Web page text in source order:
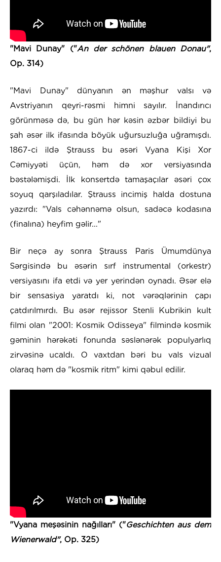
"Mavi Dunay" ("An der schönen blauen Donau",
Op. 314)
"Mavi Dunay" dünyanın ən məşhur valsı və
Avstriyanın qeyri-rəsmi himni sayılır. İnandırıcı
görünməsə də, bu gün hər kəsin əzbər bildiyi bu
şah əsər ilk ifasında böyük uğursuzluğa uğramışdı.
1867-ci ildə Ştrauss bu əsəri Vyana Kişi Xor
Cəmiyyəti üçün, həm də xor versiyasında
bəstələmişdi. İlk konsertdə tamaşaçılar əsəri çox
soyuq qarşıladılar. Ştrauss incimiş halda dostuna
yazırdı: "Vals cəhənnəmə olsun, sadəcə kodasına
(finalına) heyfim gəlir..."
Bir neçə ay sonra Ştrauss Paris Ümumdünya
Sərgisində bu əsərin sırf instrumental (orkestr)
versiyasını ifa etdi və yer yerindən oynadı. Əsər elə
bir sensasiya yaratdı ki, not vərəqlərinin çapı
çatdırılmırdı. Bu əsər rejissor Stenli Kubrikin kult
filmi olan "2001: Kosmik Odisseya" filmində kosmik
gəminin hərəkəti fonunda səslənərək populyarlıq
zirvəsinə ucaldı. O vaxtdan bəri bu vals vizual
olaraq həm də "kosmik ritm" kimi qəbul edilir.
"Vyana meşəsinin nağılları" ("Geschichten aus dem
Wienerwald", Op. 325)